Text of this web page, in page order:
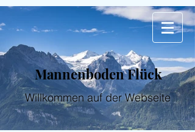
Mannenboden Flück
Willkommen auf der Webseite